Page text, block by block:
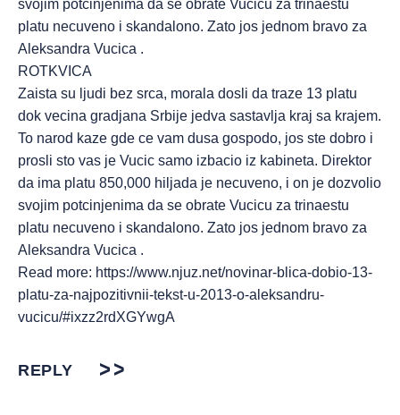
svojim potcinjenima da se obrate Vucicu za trinaestu
platu necuveno i skandalono. Zato jos jednom bravo za
Aleksandra Vucica .
ROTKVICA
Zaista su ljudi bez srca, morala dosli da traze 13 platu
dok vecina gradjana Srbije jedva sastavlja kraj sa krajem.
To narod kaze gde ce vam dusa gospodo, jos ste dobro i
prosli sto vas je Vucic samo izbacio iz kabineta. Direktor
da ima platu 850,000 hiljada je necuveno, i on je dozvolio
svojim potcinjenima da se obrate Vucicu za trinaestu
platu necuveno i skandalono. Zato jos jednom bravo za
Aleksandra Vucica .
Read more: https://www.njuz.net/novinar-blica-dobio-13-
platu-za-najpozitivnii-tekst-u-2013-o-aleksandru-
vucicu/#ixzz2rdXGYwgA
REPLY